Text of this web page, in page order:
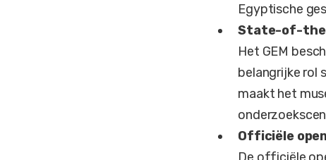
Egyptische
State-of-
Het GEM
belangrijke rol
maakt het
Officiële